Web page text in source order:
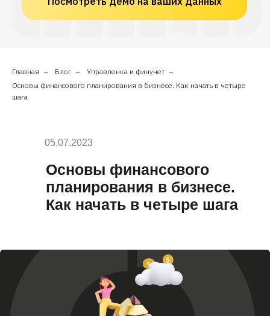
Главная → Блог → Управленка и финучет →
Основы финансового планирования в бизнесе. Как начать в четыре
шага
Основы финансового
планирования в бизнесе.
Как начать в четыре шага
05.07.2023